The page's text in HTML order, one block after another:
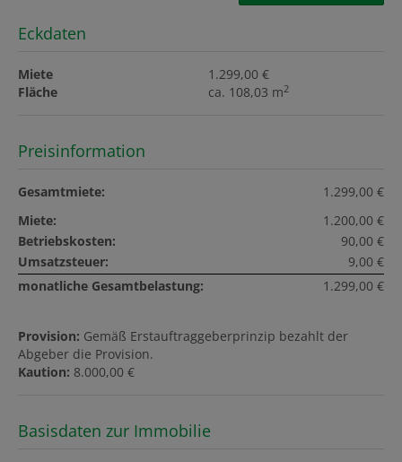
Eckdaten
Miete
1.299,00 €
Fläche
ca. 108,03 m2
Preisinformation
Gesamtmiete:
1.299,00 €
Miete:
1.200,00 €
Betriebskosten:
90,00 €
Umsatzsteuer:
9,00 €
monatliche Gesamtbelastung:
1.299,00 €
Provision: Gemäß Erstauftraggeberprinzip bezahlt der
Abgeber die Provision.
Kaution: 8.000,00 €
Basisdaten zur Immobilie